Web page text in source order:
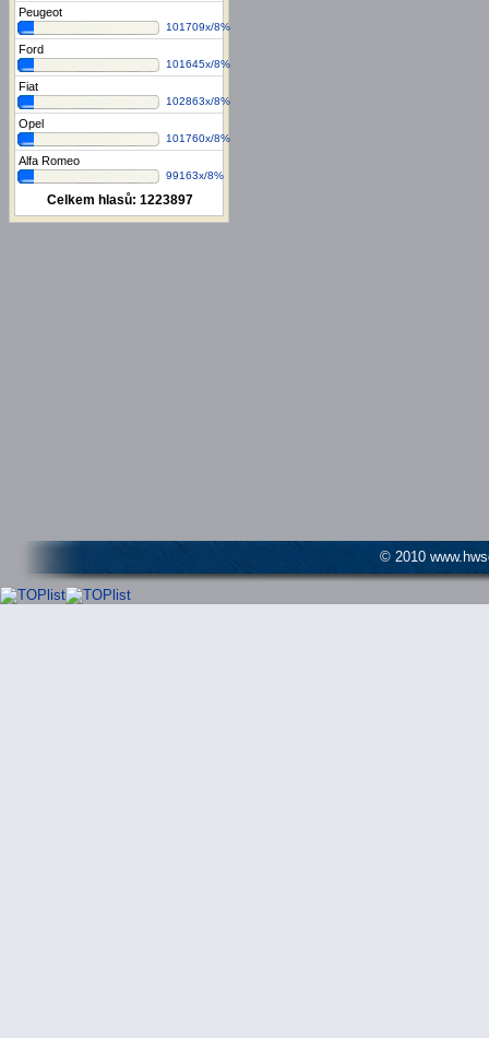
Peugeot
101709x/8%
Ford
101645x/8%
Fiat
102863x/8%
Opel
101760x/8%
Alfa Romeo
99163x/8%
Celkem hlasů: 1223897
© 2010